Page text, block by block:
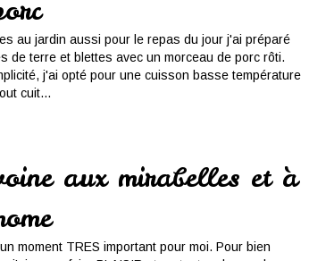
au jardin aussi pour le repas du jour j'ai préparé
de terre et blettes avec un morceau de porc rôti.
j'ai opté pour une cuisson basse température
cuit...
aux mirabelles et à
moment TRES important pour moi. Pour bien